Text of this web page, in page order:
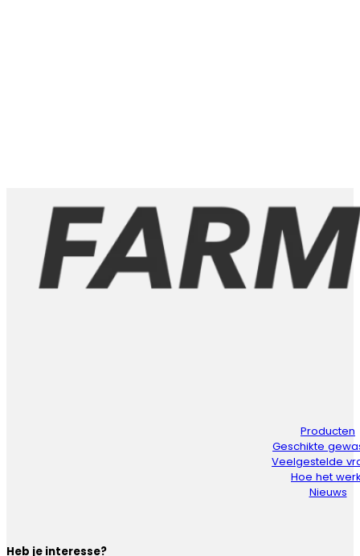
Producten
Geschikte
Veelgestelde
Hoe het
Nieuws
Heb je interesse?